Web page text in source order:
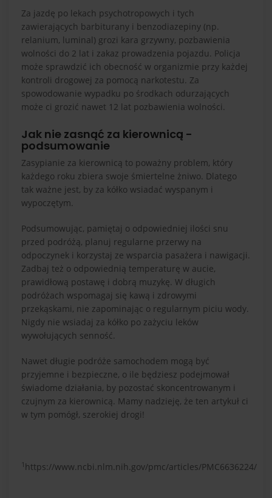
Za jazdę po lekach psychotropowych i tych
zawierających barbiturany i benzodiazepiny (np.
relanium, luminal) grozi kara grzywny, pozbawienia
wolności do 2 lat i zakaz prowadzenia pojazdu. Policja
może sprawdzić ich obecność w organizmie przy każdej
kontroli drogowej za pomocą narkotestu. Za
spowodowanie wypadku po środkach odurzających
może ci grozić nawet 12 lat pozbawienia wolności.
Jak nie zasnąć za kierownicą -
podsumowanie
Zasypianie za kierownicą to poważny problem, który
każdego roku zbiera swoje śmiertelne żniwo. Dlatego
tak ważne jest, by za kółko wsiadać wyspanym i
wypoczętym.
Podsumowując, pamiętaj o odpowiedniej ilości snu
przed podróżą, planuj regularne przerwy na
odpoczynek i korzystaj ze wsparcia pasażera i nawigacji.
Zadbaj też o odpowiednią temperaturę w aucie,
prawidłową postawę i dobrą muzykę. W długich
podróżach wspomagaj się kawą i zdrowymi
przekąskami, nie zapominając o regularnym piciu wody.
Nigdy nie wsiadaj za kółko po zażyciu leków
wywołujących senność.
Nawet długie podróże samochodem mogą być
przyjemne i bezpieczne, o ile będziesz podejmował
świadome działania, by pozostać skoncentrowanym i
czujnym za kierownicą. Mamy nadzieję, że ten artykuł ci
w tym pomógł, szerokiej drogi!
1 https://www.ncbi.nlm.nih.gov/pmc/articles/PMC6636224/